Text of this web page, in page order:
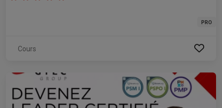
PRO
Cours